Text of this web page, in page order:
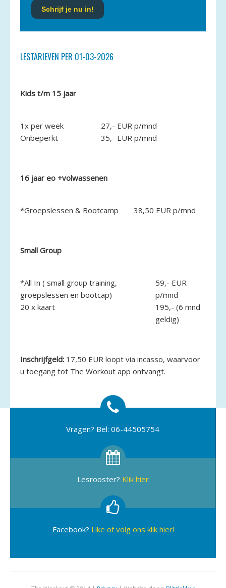
Schrijf je nu in!
LESTARIEVEN PER 01-03-2026
Kids t/m 15 jaar
1x per week
27,- EUR p/mnd
Onbeperkt
35,- EUR p/mnd
16 jaar eo +volwassenen
*Groepslessen & Bootcamp 38,50 EUR p/mnd
Small Group
*All In ( small group training,
groepslessen en bootcap)
59,- EUR
p/mnd
20 x kaart
195,- (6 mnd
geldig)
Inschrijfgeld: 17,50 EUR loopt via incasso, waarvoor
u toegang tot The Workout app ontvangt.
Vragen? Bel: 06-44505754
Lesrooster? Klik hier
Facebook? Like of volg ons klik hier!